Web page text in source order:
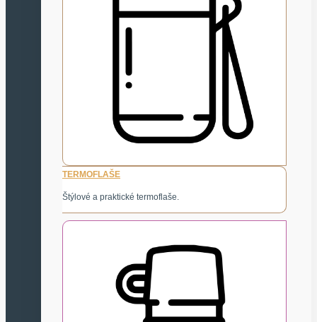
TERMOFLAŠE
Štýlové a praktické termoflaše.